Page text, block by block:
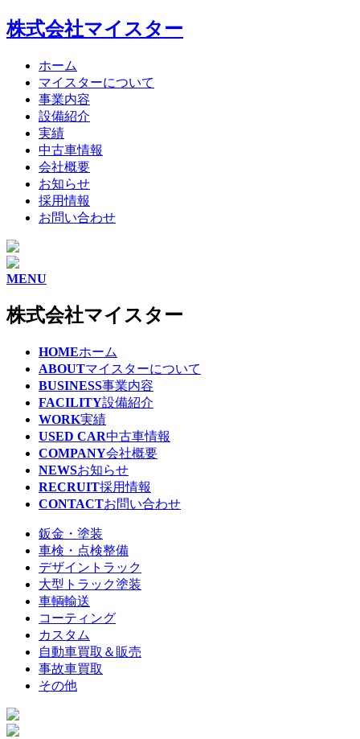
株式会社マイスター
ホーム
マイスターについて
事業内容
設備紹介
実績
中古車情報
会社概要
お知らせ
採用情報
お問い合わせ
MENU
株式会社マイスター
HOMEホーム
ABOUTマイスターについて
BUSINESS事業内容
FACILITY設備紹介
WORK実績
USED CAR中古車情報
COMPANY会社概要
NEWSお知らせ
RECRUIT採用情報
CONTACTお問い合わせ
鈑金・塗装
車検・点検整備
デザイントラック
大型トラック塗装
車輌輸送
コーティング
カスタム
自動車買取＆販売
事故車買取
その他